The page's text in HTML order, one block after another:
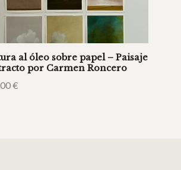
al óleo sobre papel – Paisaje
por Carmen Roncero
€